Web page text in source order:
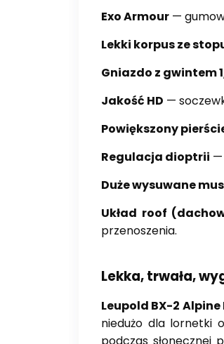
Exo Armour —
Lekki korpus ze
Gniazdo z gwintem
Jakość HD —
Powiększony
Regulacja dioptrii —
Duże wysuwane
Układ roof
przenoszenia.
Lekka, trwała,
Leupold BX-2 Alpine
niedużo dla lornetki